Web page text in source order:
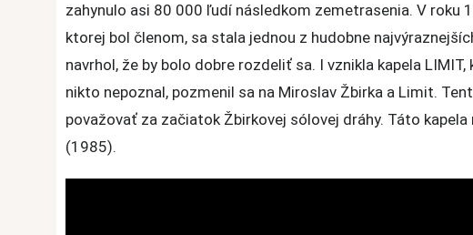
zahynulo asi 80 000 ľudí následkom zemetrasenia. V roku
ktorej bol členom, sa stala jednou z hudobne
navrhol, že by bolo dobre rozdeliť sa. I vznikla kapela
nikto nepoznal, pozmenil sa na Miroslav Žbirka a Limit.
považovať za začiatok Žbirkovej sólovej dráhy. Táto kapela
(1985).